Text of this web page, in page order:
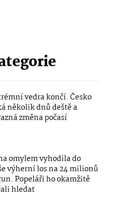
vedra končí. Česko
několik dnů deště a
změna počasí
omylem vyhodila do
výherní los na 24 milionů
Popeláři ho okamžitě
hledat